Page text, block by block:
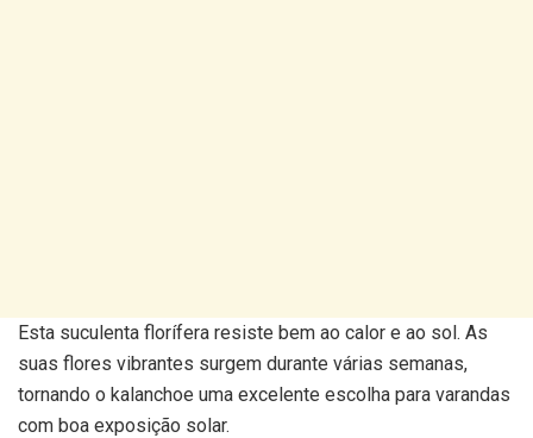
Esta suculenta florífera resiste bem ao calor e ao sol. As
suas flores vibrantes surgem durante várias semanas,
tornando o kalanchoe uma excelente escolha para varandas
com boa exposição solar.